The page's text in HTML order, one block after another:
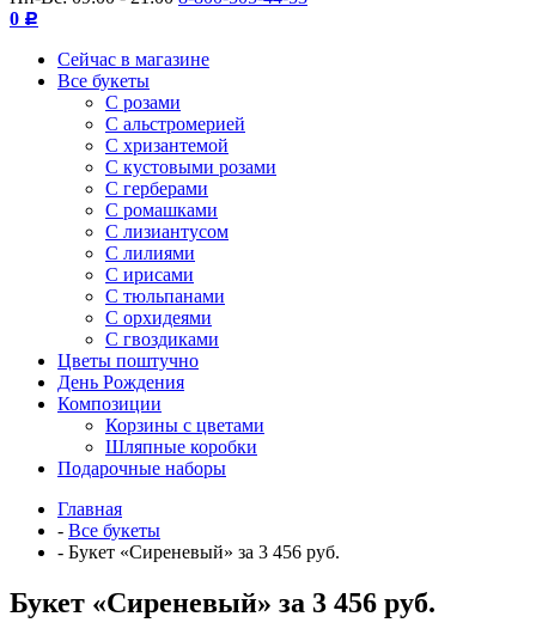
0 Р
Сейчас в магазине
Все букеты
C розами
С альстромерией
С хризантемой
С кустовыми розами
С герберами
С ромашками
С лизиантусом
С лилиями
С ирисами
С тюльпанами
С орхидеями
С гвоздиками
Цветы поштучно
День Рождения
Композиции
Корзины с цветами
Шляпные коробки
Подарочные наборы
Главная
- Все букеты
- Букет «Сиреневый» за 3 456 руб.
Букет «Сиреневый» за 3 456 руб.